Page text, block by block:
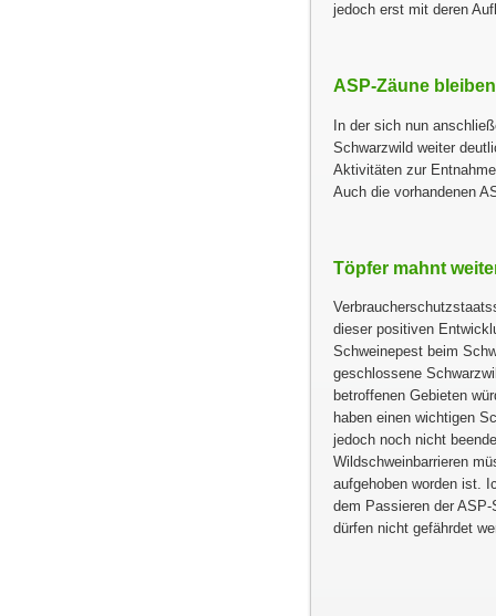
jedoch erst mit deren
ASP-Zäune
In der sich nun
Schwarzwild weiter
Aktivitäten zur
Auch die vorhandenen
Töpfer mahnt
dieser positiven
Schweinepest beim
geschlossene
betroffenen Gebieten
haben einen wichtigen
jedoch noch nicht
Wildschweinbarrieren
aufgehoben worden ist.
dem Passieren der
dürfen nicht gefährdet